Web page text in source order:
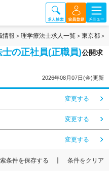
情報 理学療法士求人一覧 東京都
の正社員(正職員)公開求
2026年08月07日(金)更新
変更する
変更する
変更する
条件を保存する 条件をクリア